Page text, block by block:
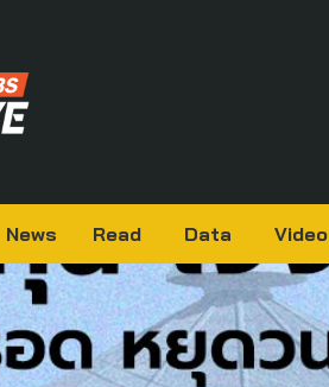
News Read Data Video